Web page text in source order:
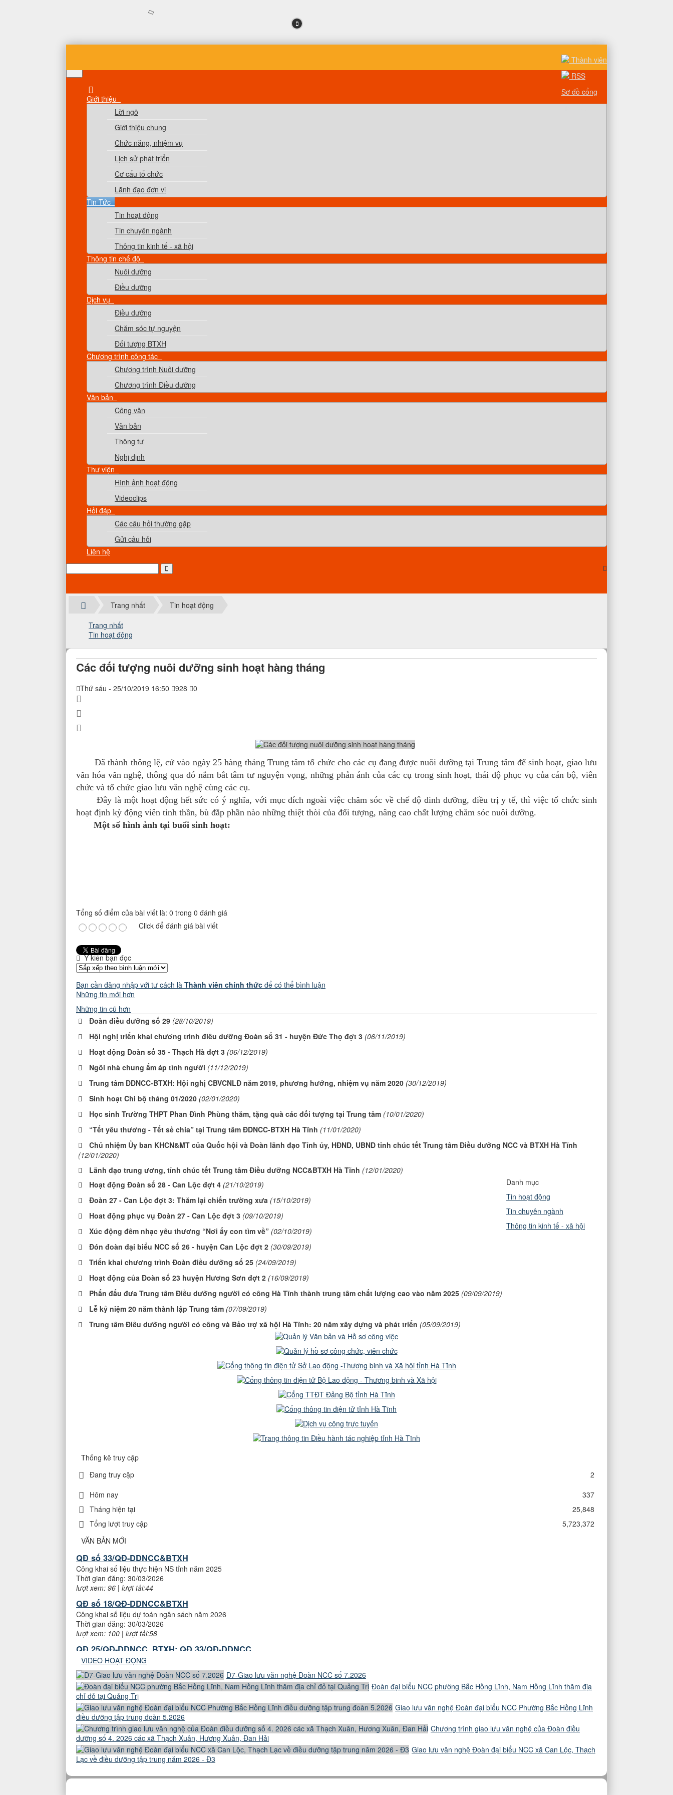
Giới thiệu
Lời ngõ
Giới thiệu chung
Chức năng, nhiệm vụ
Lịch sử phát triển
Cơ cấu tổ chức
Lãnh đạo đơn vị
Tin Tức
Tin hoạt động
Tin chuyên ngành
Thông tin kinh tế - xã hội
Thông tin chế độ
Nuôi dưỡng
Điều dưỡng
Dịch vụ
Điều dưỡng
Chăm sóc tự nguyện
Đối tượng BTXH
Chương trình công tác
Chương trình Nuôi dưỡng
Chương trình Điều dưỡng
Văn bản
Công văn
Văn bản
Thông tư
Nghị định
Thư viện
Hình ảnh hoạt động
Videoclips
Hỏi đáp
Các câu hỏi thường gặp
Gửi câu hỏi
Liên hệ
Thành viên
RSS
Sơ đồ cổng
Trang nhất Tin hoạt động
Trang nhất
Tin hoạt động
Các đối tượng nuôi dưỡng sinh hoạt hàng tháng
Thứ sáu - 25/10/2019 16:50 928 0
Đã thành thông lệ, cứ vào ngày 25 hàng tháng Trung tâm tổ chức cho các cụ đang được nuôi dưỡng tại Trung tâm để sinh hoạt, giao lưu
văn hóa văn nghệ, thông qua đó nắm bắt tâm tư nguyện vọng, những phản ánh của các cụ trong sinh hoạt, thái độ phục vụ của cán bộ, viên
chức và tổ chức giao lưu văn nghệ cùng các cụ.
Đây là một hoạt động hết sức có ý nghĩa, với mục đích ngoài việc chăm sóc về chế độ dinh dưỡng, điều trị y tế, thì việc tổ chức sinh
hoạt định kỳ động viên tinh thần, bù đắp phần nào những thiệt thòi của đối tượng, nâng cao chất lượng chăm sóc nuôi dưỡng.
Một số hình ảnh tại buổi sinh hoạt:
Tổng số điểm của bài viết là: 0 trong 0 đánh giá
Click để đánh giá bài viết
Ý kiến bạn đọc
Bạn cần đăng nhập với tư cách là Thành viên chính thức để có thể bình luận
Những tin mới hơn
Những tin cũ hơn
Đoàn điều dưỡng số 29 (28/10/2019)
Hội nghị triển khai chương trình điều dưỡng Đoàn số 31 - huyện Đức Thọ đợt 3 (06/11/2019)
Hoạt động Đoàn số 35 - Thạch Hà đợt 3 (06/12/2019)
Ngôi nhà chung ấm áp tình người (11/12/2019)
Trung tâm ĐDNCC-BTXH: Hội nghị CBVCNLĐ năm 2019, phương hướng, nhiệm vụ năm 2020 (30/12/2019)
Sinh hoạt Chi bộ tháng 01/2020 (02/01/2020)
Học sinh Trường THPT Phan Đình Phùng thăm, tặng quà các đối tượng tại Trung tâm (10/01/2020)
“Tết yêu thương - Tết sẻ chia” tại Trung tâm ĐDNCC-BTXH Hà Tĩnh (11/01/2020)
Chủ nhiệm Ủy ban KHCN&MT của Quốc hội và Đoàn lãnh đạo Tỉnh ủy, HĐND, UBND tỉnh chúc tết Trung tâm Điều dưỡng NCC và BTXH Hà Tĩnh
(12/01/2020)
Lãnh đạo trung ương, tỉnh chúc tết Trung tâm Điều dưỡng NCC&BTXH Hà Tĩnh (12/01/2020)
Hoạt động Đoàn số 28 - Can Lộc đợt 4 (21/10/2019)
Đoàn 27 - Can Lộc đợt 3: Thăm lại chiến trường xưa (15/10/2019)
Hoat động phục vụ Đoàn 27 - Can Lộc đợt 3 (09/10/2019)
Xúc động đêm nhạc yêu thương “Nơi ấy con tìm về” (02/10/2019)
Đón đoàn đại biểu NCC số 26 - huyện Can Lộc đợt 2 (30/09/2019)
Triển khai chương trình Đoàn điều dưỡng số 25 (24/09/2019)
Hoạt động của Đoàn số 23 huyện Hương Sơn đợt 2 (16/09/2019)
Phấn đấu đưa Trung tâm Điều dưỡng người có công Hà Tĩnh thành trung tâm chất lượng cao vào năm 2025 (09/09/2019)
Lễ kỷ niệm 20 năm thành lập Trung tâm (07/09/2019)
Trung tâm Điều dưỡng người có công và Bảo trợ xã hội Hà Tĩnh: 20 năm xây dựng và phát triển (05/09/2019)
Danh mục
Tin hoạt động
Tin chuyên ngành
Thông tin kinh tế - xã hội
Thống kê truy cập
Đang truy cập
2
Hôm nay
337
Tháng hiện tại
25,848
Tổng lượt truy cập
5,723,372
VĂN BẢN MỚI
Công khai số liệu NS TW năm 2025
Thời gian đăng: 30/03/2026
lượt xem: 86 | lượt tải:44
QĐ số 33/QĐ-DDNCC&BTXH
Công khai số liệu thực hiện NS tỉnh năm 2025
Thời gian đăng: 30/03/2026
lượt xem: 96 | lượt tải:44
QĐ số 18/QĐ-DDNCC&BTXH
Công khai số liệu dự toán ngân sách năm 2026
Thời gian đăng: 30/03/2026
lượt xem: 100 | lượt tải:58
QĐ 25/QĐ-DDNCC_BTXH; QĐ 33/QĐ-DDNCC_
Công khai dự toán
lượt xem: 112 | lượt tải:104
QĐ số 18/QĐ-DDNCC&BTXH ngày 26/0
Công khai số liệu dự toán năm 2026
Thời gian đăng: 26/01/2026
lượt xem: 137 | lượt tải:108
QĐ số 25/QĐ-DDNCC&BTXH
Công khai số liệu NS TW năm 2025
Thời gian đăng: 30/03/2026
lượt xem: 86 | lượt tải:44
QĐ số 33/QĐ-DDNCC&BTXH
Công khai số liệu thực hiện NS tỉnh năm 2025
VIDEO HOẠT ĐỘNG
D7-Giao lưu văn nghệ Đoàn NCC số 7.2026
Đoàn đại biểu NCC phường Bắc Hồng Lĩnh, Nam Hồng Lĩnh thăm địa
chỉ đỏ tại Quảng Trị
Giao lưu văn nghệ Đoàn đại biểu NCC Phường Bắc Hồng Lĩnh
điều dưỡng tập trung đoàn 5.2026
Chương trình giao lưu văn nghệ của Đoàn điều
dưỡng số 4. 2026 các xã Thạch Xuân, Hương Xuân, Đan Hải
Giao lưu văn nghệ Đoàn đại biểu NCC xã Can Lộc, Thạch
Lạc về điều dưỡng tập trung năm 2026 - Đ3